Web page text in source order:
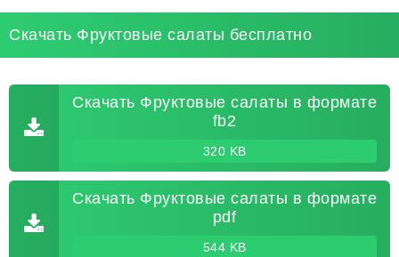
Скачать Фруктовые салаты бесплатно
Скачать Фруктовые салаты в формате
fb2
320 KB
Скачать Фруктовые салаты в формате
pdf
544 KB